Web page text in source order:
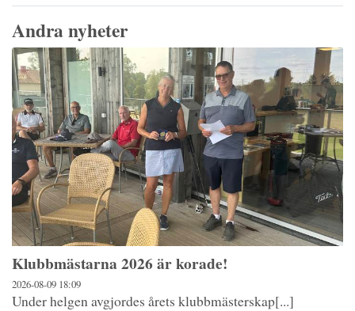
Andra nyheter
Klubbmästarna 2026 är korade!
2026-08-09 18:09
Under helgen avgjordes årets klubbmästerskap[...]